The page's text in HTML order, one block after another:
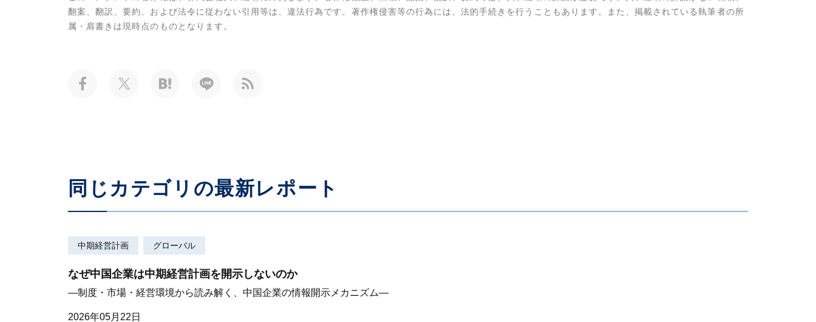
翻案、翻訳、要約、および法令に従わない引用等は、違法行為です。著作権侵害等の行為には、法的手続きを行うこともあります。また、掲載されている執筆者の所
属・肩書きは現時点のものとなります。
同じカテゴリの最新レポート
中期経営計画 グローバル
なぜ中国企業は中期経営計画を開示しないのか
—制度・市場・経営環境から読み解く、中国企業の情報開示メカニズム—
2026年05月22日